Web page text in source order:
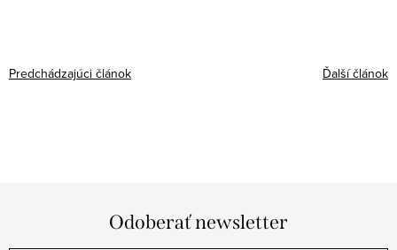
Predchádzajúci článok Ďalší článok
Odoberať newsletter